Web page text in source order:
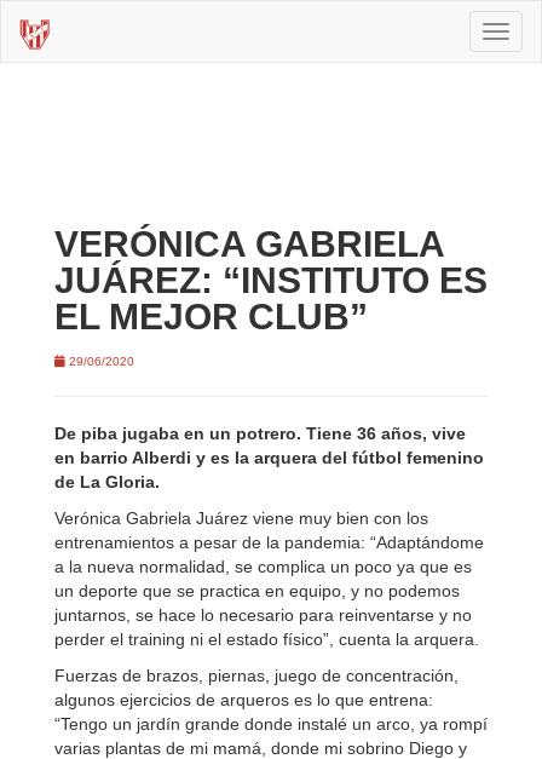
VERÓNICA GABRIELA
JUÁREZ: “INSTITUTO ES
EL MEJOR CLUB”
29/06/2020
De piba jugaba en un potrero. Tiene 36 años, vive
en barrio Alberdi y es la arquera del fútbol femenino
de La Gloria.
Verónica Gabriela Juárez viene muy bien con los
entrenamientos a pesar de la pandemia: “Adaptándome
a la nueva normalidad, se complica un poco ya que es
un deporte que se practica en equipo, y no podemos
juntarnos, se hace lo necesario para reinventarse y no
perder el training ni el estado físico”, cuenta la arquera.
Fuerzas de brazos, piernas, juego de concentración,
algunos ejercicios de arqueros es lo que entrena:
“Tengo un jardín grande donde instalé un arco, ya rompí
varias plantas de mi mamá, donde mi sobrino Diego y